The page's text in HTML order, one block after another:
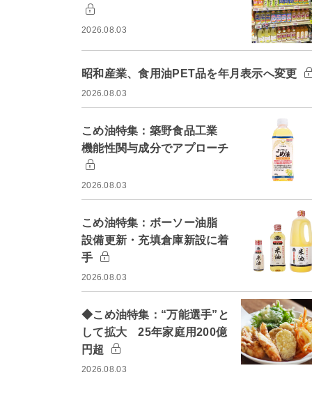
2026.08.03
昭和産業、食用油PET品を年月表示へ変更
2026.08.03
こめ油特集：築野食品工業
機能性関与成分でアプローチ
2026.08.03
こめ油特集：ボーソー油脂
設備更新・充填倉庫新設に着
手
2026.08.03
◆こめ油特集：“万能選手”と
して拡大 25年家庭用200億
円超
2026.08.03